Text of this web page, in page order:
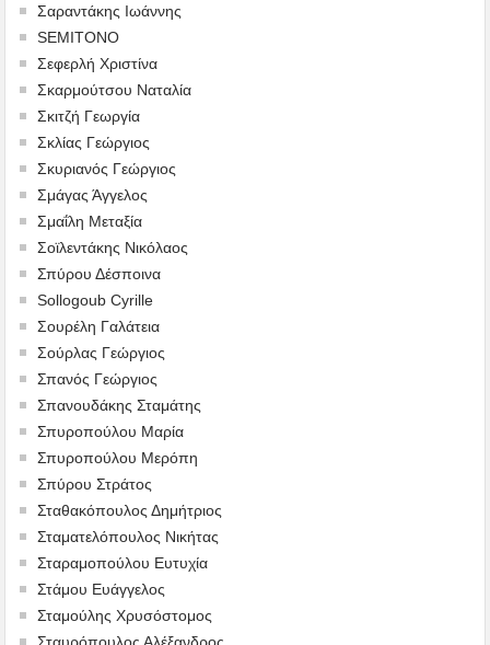
Σαραντάκης Ιωάννης
SEMITONO
Σεφερλή Χριστίνα
Σκαρμούτσου Ναταλία
Σκιτζή Γεωργία
Σκλίας Γεώργιος
Σκυριανός Γεώργιος
Σμάγας Άγγελος
Σμαΐλη Μεταξία
Σοϊλεντάκης Νικόλαος
Σπύρου Δέσποινα
Sollogoub Cyrille
Σουρέλη Γαλάτεια
Σούρλας Γεώργιος
Σπανός Γεώργιος
Σπανουδάκης Σταμάτης
Σπυροπούλου Μαρία
Σπυροπούλου Μερόπη
Σπύρου Στράτος
Σταθακόπουλος Δημήτριος
Σταματελόπουλος Νικήτας
Σταραμοπούλου Ευτυχία
Στάμου Ευάγγελος
Σταμούλης Χρυσόστομος
Σταυρόπουλος Αλέξανδρος